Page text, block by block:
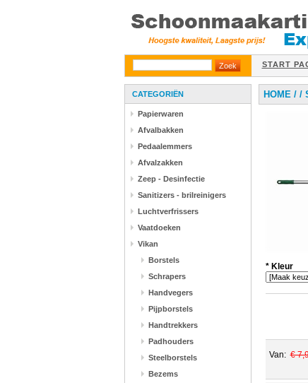
START
CATEGORIËN
Papierwaren
Afvalbakken
Pedaalemmers
Afvalzakken
Zeep - Desinfectie
Sanitizers - brilreinigers
Luchtverfrissers
Vaatdoeken
Vikan
Borstels
Schrapers
Handvegers
Pijpborstels
Handtrekkers
Padhouders
Steelborstels
Bezems
HOME/ /
*Kleur
Van:€